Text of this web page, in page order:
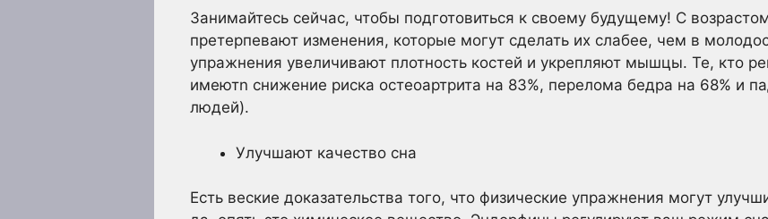
Занимайтесь сейчас, чтобы подготовиться к своему будущему! С
претерпевают изменения, которые могут сделать их слабее, чем в
упражнения увеличивают плотность костей и укрепляют мышцы. Те, кто
имеютn снижение риска остеоартрита на 83%, перелома бедра на 68% и
людей).
Улучшают качество сна
Есть веские доказательства того, что физические упражнения могут